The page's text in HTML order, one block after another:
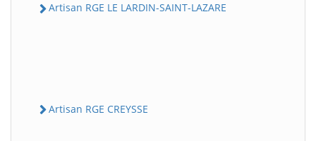
Artisan RGE LE LARDIN-SAINT-LAZARE
Artisan RGE CREYSSE